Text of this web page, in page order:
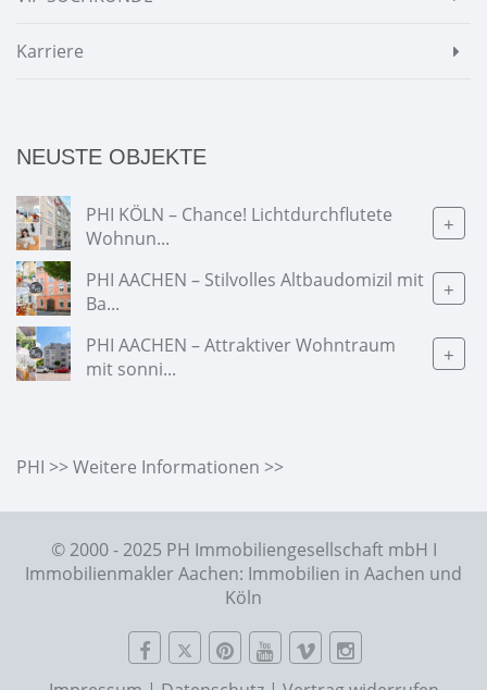
Karriere
NEUSTE OBJEKTE
PHI KÖLN – Chance! Lichtdurchflutete
Wohnun...
+
PHI AACHEN – Stilvolles Altbaudomizil mit
Ba...
+
PHI AACHEN – Attraktiver Wohntraum
mit sonni...
+
PHI >> Weitere Informationen >>
© 2000 - 2025 PH Immobiliengesellschaft mbH I
Immobilienmakler Aachen: Immobilien in Aachen und
Köln